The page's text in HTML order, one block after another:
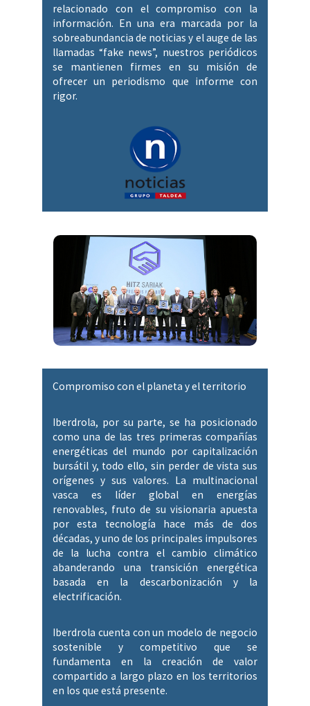
relacionado con el compromiso con la
información. En una era marcada por la
sobreabundancia de noticias y el auge de las
llamadas “fake news”, nuestros periódicos
se mantienen firmes en su misión de
ofrecer un periodismo que informe con
rigor.
Compromiso con el planeta y el territorio
Iberdrola, por su parte, se ha posicionado
como una de las tres primeras compañías
energéticas del mundo por capitalización
bursátil y, todo ello, sin perder de vista sus
orígenes y sus valores. La multinacional
vasca es líder global en energías
renovables, fruto de su visionaria apuesta
por esta tecnología hace más de dos
décadas, y uno de los principales impulsores
de la lucha contra el cambio climático
abanderando una transición energética
basada en la descarbonización y la
electrificación.
Iberdrola cuenta con un modelo de negocio
sostenible y competitivo que se
fundamenta en la creación de valor
compartido a largo plazo en los territorios
en los que está presente.